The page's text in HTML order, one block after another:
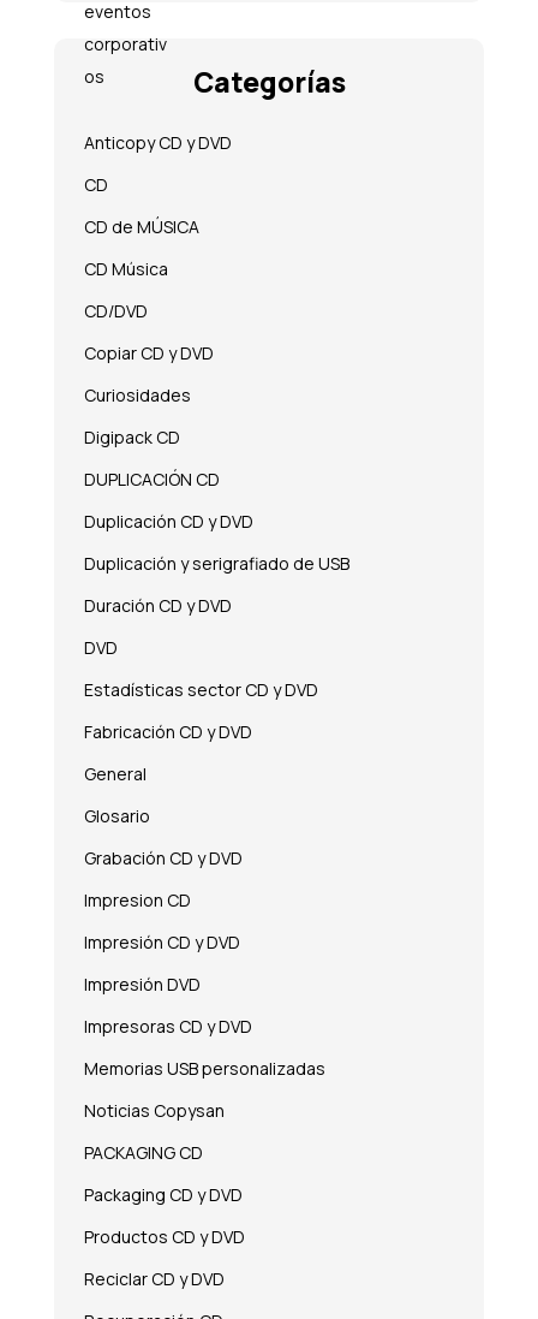
Categorías
Anticopy CD y DVD
CD
CD de MÚSICA
CD Música
CD/DVD
Copiar CD y DVD
Curiosidades
Digipack CD
DUPLICACIÓN CD
Duplicación CD y DVD
Duplicación y serigrafiado de USB
Duración CD y DVD
DVD
Estadísticas sector CD y DVD
Fabricación CD y DVD
General
Glosario
Grabación CD y DVD
Impresion CD
Impresión CD y DVD
Impresión DVD
Impresoras CD y DVD
Memorias USB personalizadas
Noticias Copysan
PACKAGING CD
Packaging CD y DVD
Productos CD y DVD
Reciclar CD y DVD